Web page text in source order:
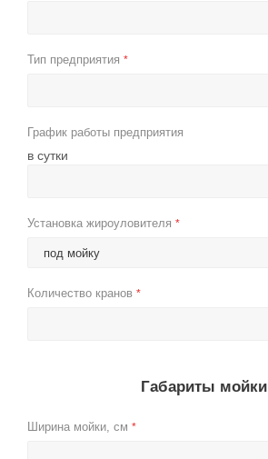
Тип предприятия *
График работы предприятия
в сутки
Установка жироуловителя *
Количество кранов *
Габариты мойки
Ширина мойки, см *